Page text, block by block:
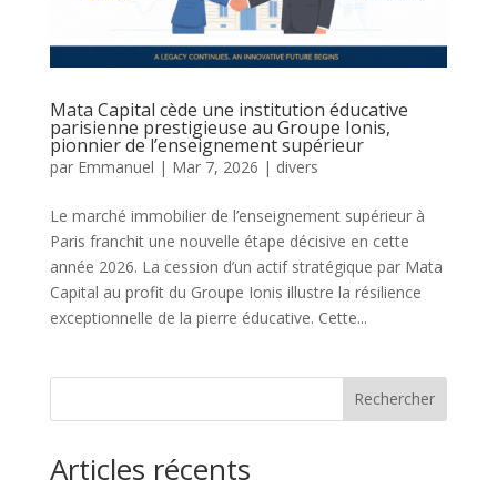
Mata Capital cède une institution éducative
parisienne prestigieuse au Groupe Ionis,
pionnier de l’enseignement supérieur
par Emmanuel | Mar 7, 2026 | divers
Le marché immobilier de l’enseignement supérieur à
Paris franchit une nouvelle étape décisive en cette
année 2026. La cession d’un actif stratégique par Mata
Capital au profit du Groupe Ionis illustre la résilience
exceptionnelle de la pierre éducative. Cette...
Rechercher
Articles récents